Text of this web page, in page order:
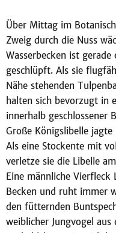
Über Mittag im
Zweig durch die Nuss
Wasserbecken ist
geschlüpft. Als sie
Nähe stehenden
halten sich bevorzugt in
innerhalb geschlossener
Große Königslibelle jagte
Als eine Stockente mit
verletze sie die Libelle
Eine männliche
Becken und ruht immer
den fütternden
weiblicher Jungvogel aus